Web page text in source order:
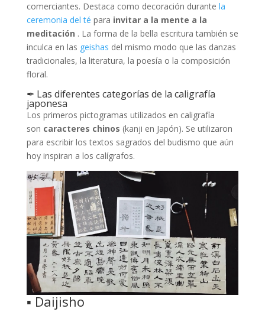
comerciantes. Destaca como decoración durante la
ceremonia del té para invitar a la mente a la
meditación . La forma de la bella escritura también se
inculca en las geishas del mismo modo que las danzas
tradicionales, la literatura, la poesía o la composición
floral.
✒ Las diferentes categorías de la caligrafía
japonesa
Los primeros pictogramas utilizados en caligrafía
son caracteres chinos (kanji en Japón). Se utilizaron
para escribir los textos sagrados del budismo que aún
hoy inspiran a los calígrafos.
▪ Daijisho